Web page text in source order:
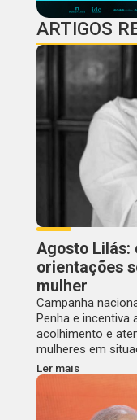
ARTIGOS
Agosto Lilás:
orientações
mulher
Campanha
Penha e incentiva
acolhimento e
mulheres em
Ler mais